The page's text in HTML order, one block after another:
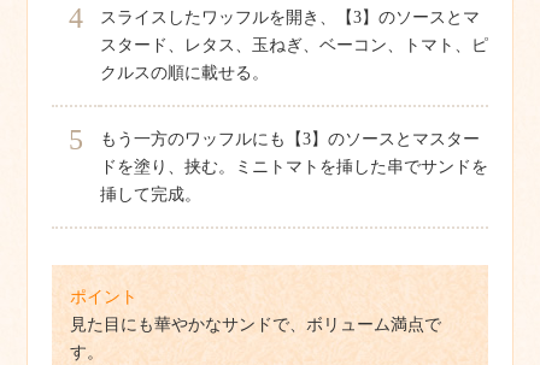
4
スライスしたワッフルを開き、【3】のソースとマ
スタード、レタス、玉ねぎ、ベーコン、トマト、ピ
クルスの順に載せる。
5
もう一方のワッフルにも【3】のソースとマスター
ドを塗り、挟む。ミニトマトを挿した串でサンドを
挿して完成。
ポイント
見た目にも華やかなサンドで、ボリューム満点で
す。